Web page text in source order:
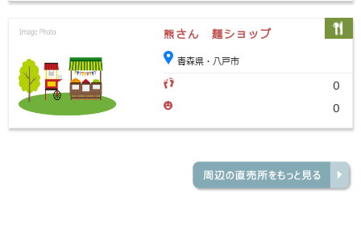
熊さん 麺ショップ
青森県・八戸市
0
0